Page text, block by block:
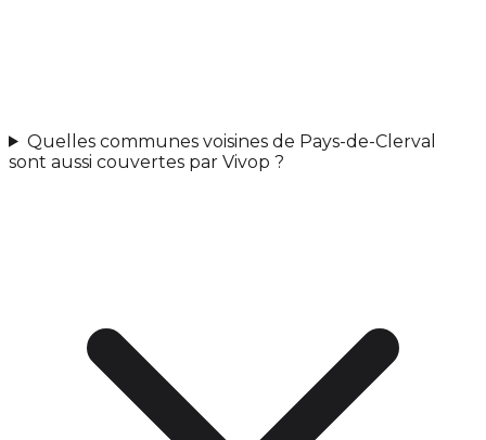
Quelles communes voisines de Pays-de-Clerval
sont aussi couvertes par Vivop ?